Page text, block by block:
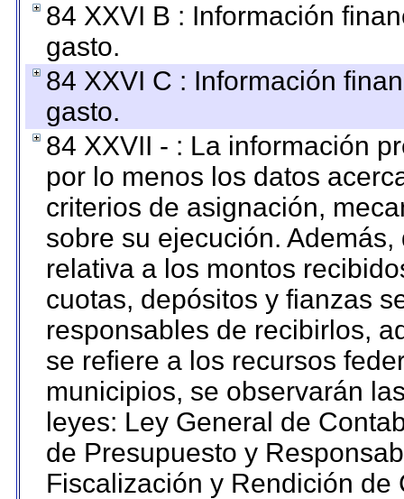
84 XXVI B : Información
gasto.
84 XXVI C : Información
gasto.
84 XXVII - : La información
por lo menos los datos
criterios de asignación,
sobre su ejecución.
relativa a los montos
cuotas, depósitos y fianzas
responsables de recibirlos,
se refiere a los recursos
municipios, se observarán
leyes: Ley General de
de Presupuesto y
Fiscalización y Rendición